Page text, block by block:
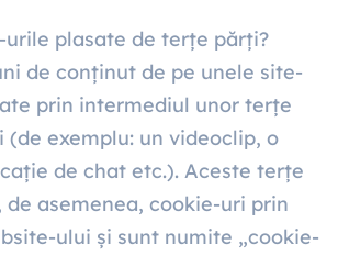
urile plasate de terțe părți?
de conținut de pe unele site-
prin intermediul unor terțe
exemplu: un videoclip, o
de chat etc.). Aceste terțe
asemenea, cookie-uri prin
ului și sunt numite „cookie-